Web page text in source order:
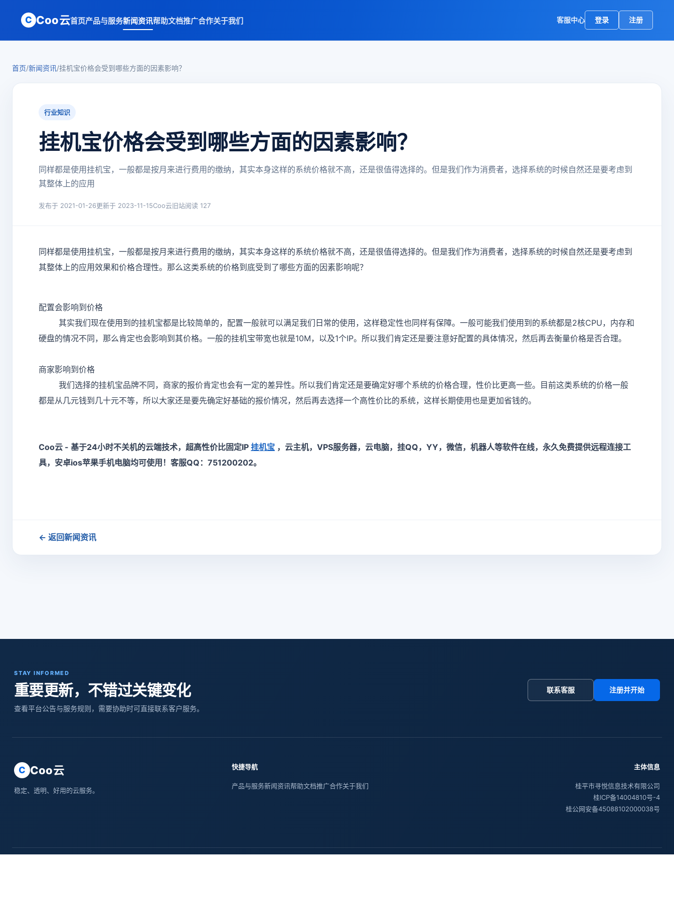
C Coo云首页产品与服务新闻资讯帮助文档推广合作关于我们 客服中心 登录 注册
首页/新闻资讯/挂机宝价格会受到哪些方面的因素影响？
行业知识
挂机宝价格会受到哪些方面的因素影响？
同样都是使用挂机宝，一般都是按月来进行费用的缴纳，其实本身这样的系统价格就不高，还是很值得选择的。但是我们作为消费者，选择系统的时候自然还是要考虑到
其整体上的应用
发布于 2021-01-26更新于 2023-11-15Coo云旧站阅读 127
同样都是使用挂机宝，一般都是按月来进行费用的缴纳，其实本身这样的系统价格就不高，还是很值得选择的。但是我们作为消费者，选择系统的时候自然还是要考虑到
其整体上的应用效果和价格合理性。那么这类系统的价格到底受到了哪些方面的因素影响呢？
配置会影响到价格
其实我们现在使用到的挂机宝都是比较简单的，配置一般就可以满足我们日常的使用，这样稳定性也同样有保障。一般可能我们使用到的系统都是2核CPU，内存和
硬盘的情况不同，那么肯定也会影响到其价格。一般的挂机宝带宽也就是10M，以及1个IP。所以我们肯定还是要注意好配置的具体情况，然后再去衡量价格是否合理。
商家影响到价格
我们选择的挂机宝品牌不同，商家的报价肯定也会有一定的差异性。所以我们肯定还是要确定好哪个系统的价格合理，性价比更高一些。目前这类系统的价格一般
都是从几元钱到几十元不等，所以大家还是要先确定好基础的报价情况，然后再去选择一个高性价比的系统，这样长期使用也是更加省钱的。
Coo云 - 基于24小时不关机的云端技术，超高性价比固定IP 挂机宝 ，云主机，VPS服务器，云电脑，挂QQ，YY，微信，机器人等软件在线，永久免费提供远程连接工
具，安卓ios苹果手机电脑均可使用！客服QQ：751200202。
← 返回新闻资讯
STAY INFORMED
重要更新，不错过关键变化
查看平台公告与服务规则，需要协助时可直接联系客户服务。
联系客服 注册并开始
C Coo云
稳定、透明、好用的云服务。
快捷导航
产品与服务新闻资讯帮助文档推广合作关于我们
主体信息
桂平市寻悦信息技术有限公司
桂ICP备14004810号-4
桂公网安备45088102000038号